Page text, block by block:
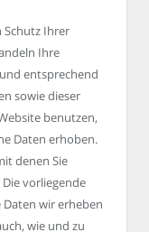
Schutz Ihrer
Ihre
entsprechend
sowie dieser
benutzen,
Daten erhoben.
denen Sie
vorliegende
wir erheben
wie und zu